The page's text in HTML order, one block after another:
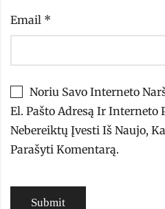
Email *
Noriu Savo Interneto
El. Pašto Adresą Ir Interneto
Nebereiktų Įvesti Iš Naujo,
Parašyti Komentarą.